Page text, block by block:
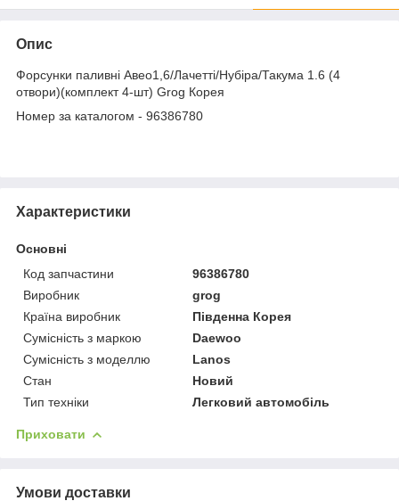
Опис
Форсунки паливні Авео1,6/Лачетті/Нубіра/Такума 1.6 (4
отвори)(комплект 4-шт) Grog Корея
Номер за каталогом - 96386780
Характеристики
Основні
Код запчастини
96386780
Виробник
grog
Країна виробник
Південна Корея
Сумісність з маркою
Daewoo
Сумісність з моделлю
Lanos
Стан
Новий
Тип техніки
Легковий автомобіль
Приховати
Умови доставки